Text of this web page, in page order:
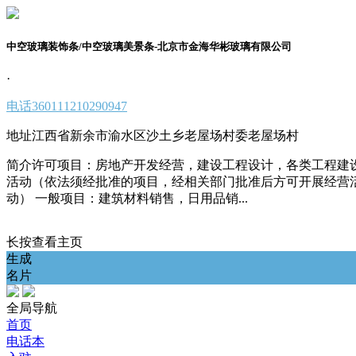
中空玻璃装饰条/中空玻璃美景条-北京市金海华彬玻璃有限公司
·
电话360111210290947
地址江西省新余市渝水区沙土乡老屋场村委老屋场村
简介许可项目：房地产开发经营，建设工程设计，各类工程建
活动（依法须经批准的项目，经相关部门批准后方可开展经营
动） 一般项目：建筑材料销售，日用品销...
长按查看主页
生成
名片
全局导航
首页
电话本